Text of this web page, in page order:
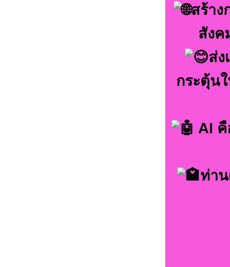
สร้าง
สังค
ส่ง
กระตุ้น
AI
ท่า